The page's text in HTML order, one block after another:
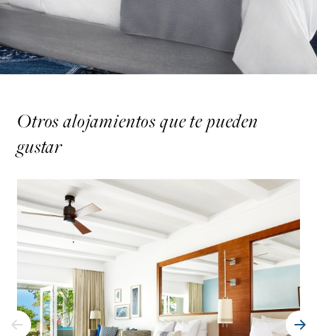
Otros alojamientos que te pueden
gustar